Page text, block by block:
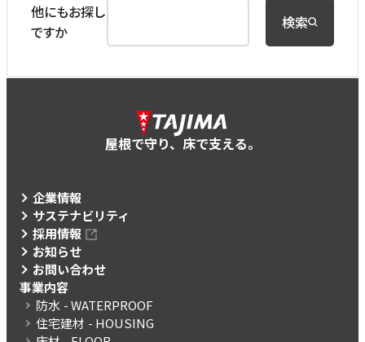
他にもお探し
ですか
検索
屋根で守り、床で支える。
企業情報
サステナビリティ
採用情報
お知らせ
お問い合わせ
事業内容
防水 - WATERPROOF
住宅建材 - HOUSING